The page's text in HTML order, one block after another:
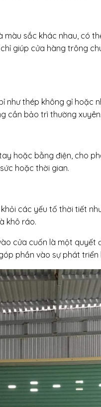
màu sắc khác nhau, có
giúp cửa hàng trông
như thép không gỉ hoặc
cần bảo trì thường xuyên.
hoặc bằng điện, cho
hoặc thời gian.
các yếu tố thời tiết
khô ráo.
cửa cuốn là một quyết
phần vào sự phát